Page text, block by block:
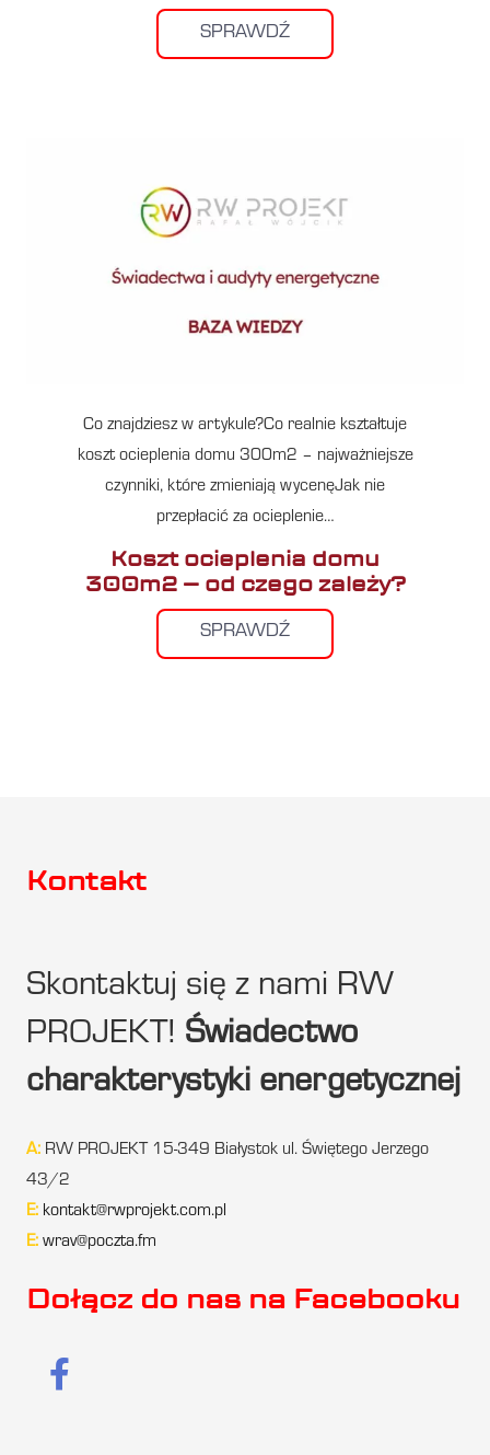
SPRAWDŹ
Co znajdziesz w artykule?Co realnie kształtuje
koszt ocieplenia domu 300m2 – najważniejsze
czynniki, które zmieniają wycenęJak nie
przepłacić za ocieplenie…
Koszt ocieplenia domu
300m2 – od czego zależy?
SPRAWDŹ
Kontakt
Skontaktuj się z nami RW
PROJEKT! Świadectwo
charakterystyki energetycznej
A: RW PROJEKT 15-349 Białystok ul. Świętego Jerzego
43/2
E: kontakt@rwprojekt.com.pl
E: wrav@poczta.fm
Dołącz do nas na Facebooku